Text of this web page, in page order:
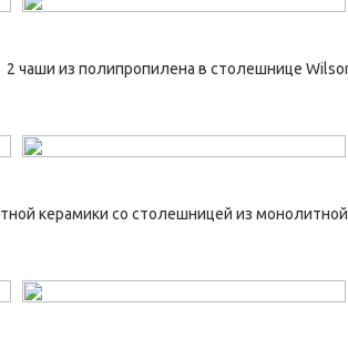
2 чаши из полипропилена в столешнице
керамики со столешницей из